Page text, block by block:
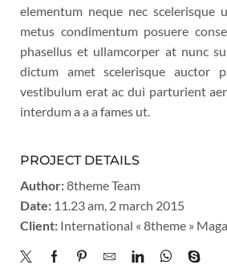
elementum neque nec scelerisque
metus condimentum posuere
phasellus et ullamcorper at nunc
dictum amet scelerisque auctor
vestibulum erat ac dui parturient
interdum a a a fames ut.
PROJECT DETAILS
Author:8theme Team
Date: 11.23 am, 2 march 2015
Client: International « 8theme »